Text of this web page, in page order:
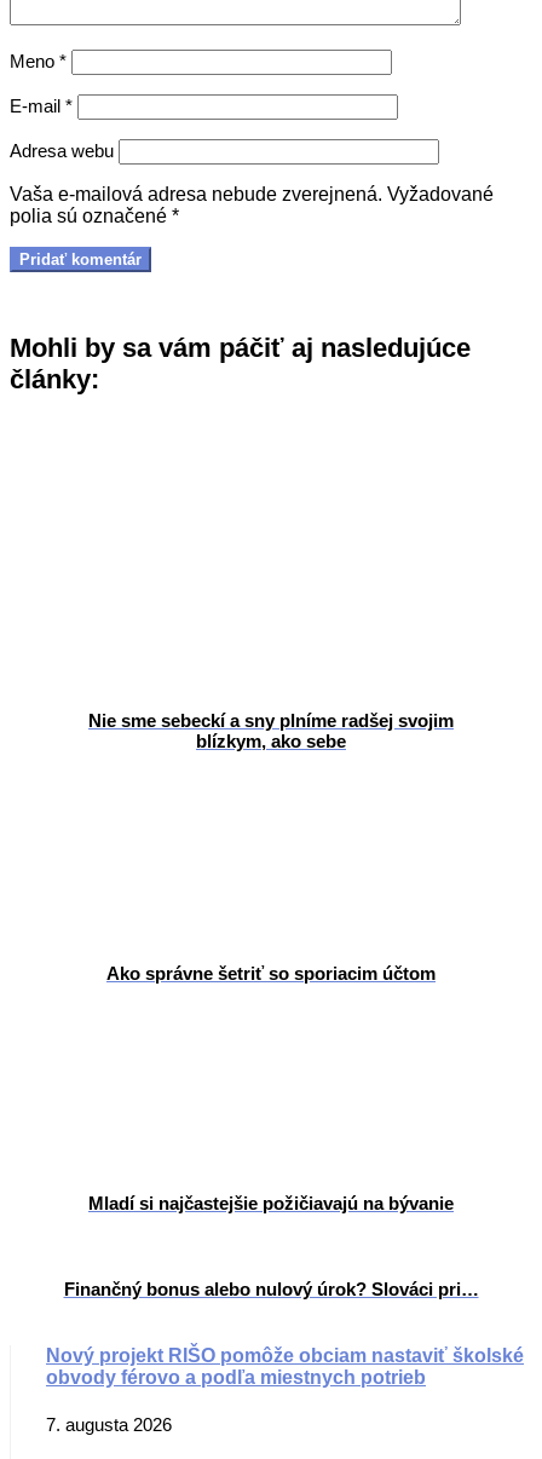
Meno *
E-mail *
Adresa webu
Vaša e-mailová adresa nebude zverejnená. Vyžadované
polia sú označené *
Mohli by sa vám páčiť aj nasledujúce
články:
Nie sme sebeckí a sny plníme radšej svojim
blízkym, ako sebe
Ako správne šetriť so sporiacim účtom
Mladí si najčastejšie požičiavajú na bývanie
Finančný bonus alebo nulový úrok? Slováci pri…
Nový projekt RIŠO pomôže obciam nastaviť školské
obvody férovo a podľa miestnych potrieb
7. augusta 2026